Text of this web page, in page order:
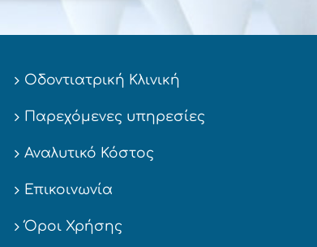
Οδοντιατρική Κλινική
Παρεχόμενες υπηρεσίες
Αναλυτικό Κόστος
Επικοινωνία
Όροι Χρήσης